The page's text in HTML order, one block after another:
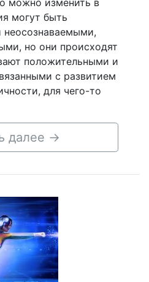
можно изменить в
могут быть
неосознаваемыми,
но они происходят
положительными и
с развитием
для чего-то
далее →